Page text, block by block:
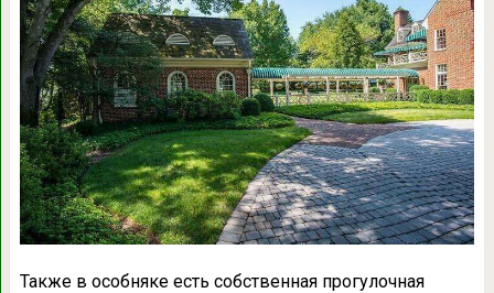
Также в особняке есть собственная прогулочная